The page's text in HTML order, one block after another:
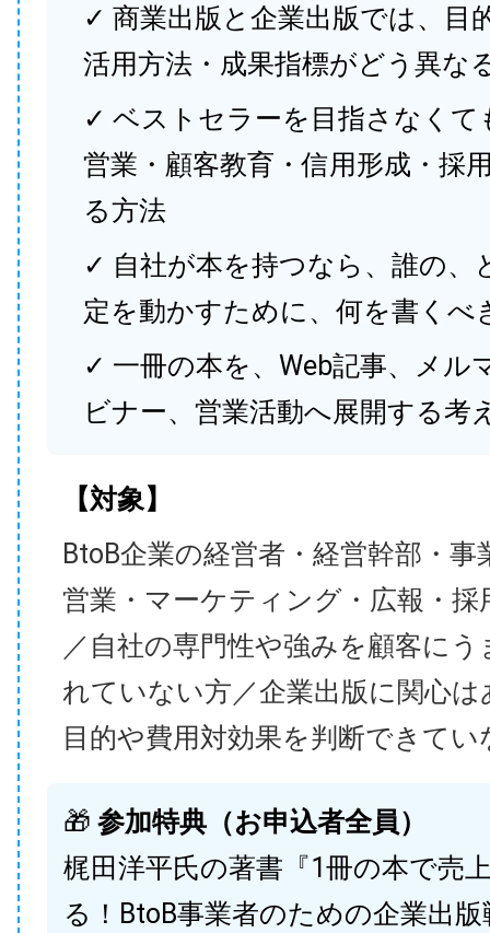
✓ 商業出版と企業出版では、目
活用方法・成果指標がどう異な
✓ ベストセラーを目指さなくて
営業・顧客教育・信用形成・採
る方法
✓ 自社が本を持つなら、誰の、
定を動かすために、何を書くべ
✓ 一冊の本を、Web記事、メル
ビナー、営業活動へ展開する考
【対象】
BtoB企業の経営者・経営幹部・事
営業・マーケティング・広報・採
／自社の専門性や強みを顧客に
れていない方／企業出版に関心
目的や費用対効果を判断できてい
🎁 参加特典（お申込者全員）
梶田洋平氏の著書『1冊の本で売
る！BtoB事業者のための企業出